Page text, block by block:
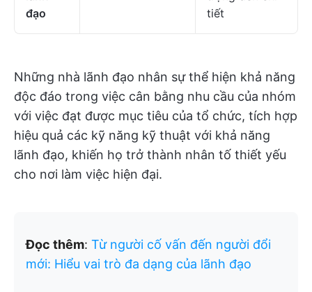
đạo
tiết
Những nhà lãnh đạo nhân sự thể hiện khả năng
độc đáo trong việc cân bằng nhu cầu của nhóm
với việc đạt được mục tiêu của tổ chức, tích hợp
hiệu quả các kỹ năng kỹ thuật với khả năng
lãnh đạo, khiến họ trở thành nhân tố thiết yếu
cho nơi làm việc hiện đại.
Đọc thêm: Từ người cố vấn đến người đổi
mới: Hiểu vai trò đa dạng của lãnh đạo